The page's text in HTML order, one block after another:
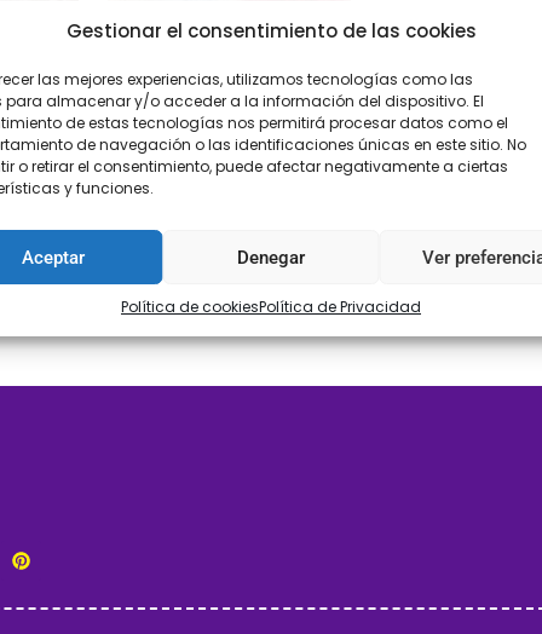
Gestionar el consentimiento de las cookies
las mejores experiencias, utilizamos tecnologías como las
para almacenar y/o acceder a la información del dispositivo. El
de estas tecnologías nos permitirá procesar datos como el
de navegación o las identificaciones únicas en este sitio. No
o retirar el consentimiento, puede afectar negativamente a ciertas
y funciones.
Aceptar Denegar Ver
Política de cookiesPolítica de Privacidad
Plisado elástico
€2,95